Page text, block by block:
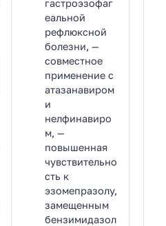
гастроэзофаг
еальной
рефлюксной
болезни, —
совместное
применение с
атазанавиром
и
нелфинавиро
м, —
повышенная
чувствительно
сть к
эзомепразолу,
замещенным
бензимидазол